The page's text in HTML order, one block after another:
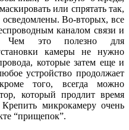
или спрятать так,
Во-вторых, все
каналом связи и
Чем это полезно для
камеры не нужно
которые затем еще и
устройство продолжает
того, всегда можно
который продлит время
микрокамеру очень
“прищепок”.